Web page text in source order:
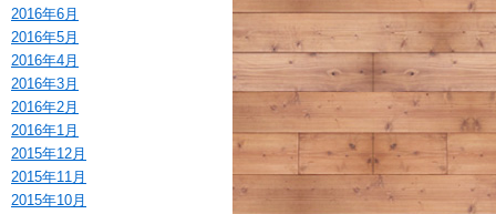
2016年6月
2016年5月
2016年4月
2016年3月
2016年2月
2016年1月
2015年12月
2015年11月
2015年10月